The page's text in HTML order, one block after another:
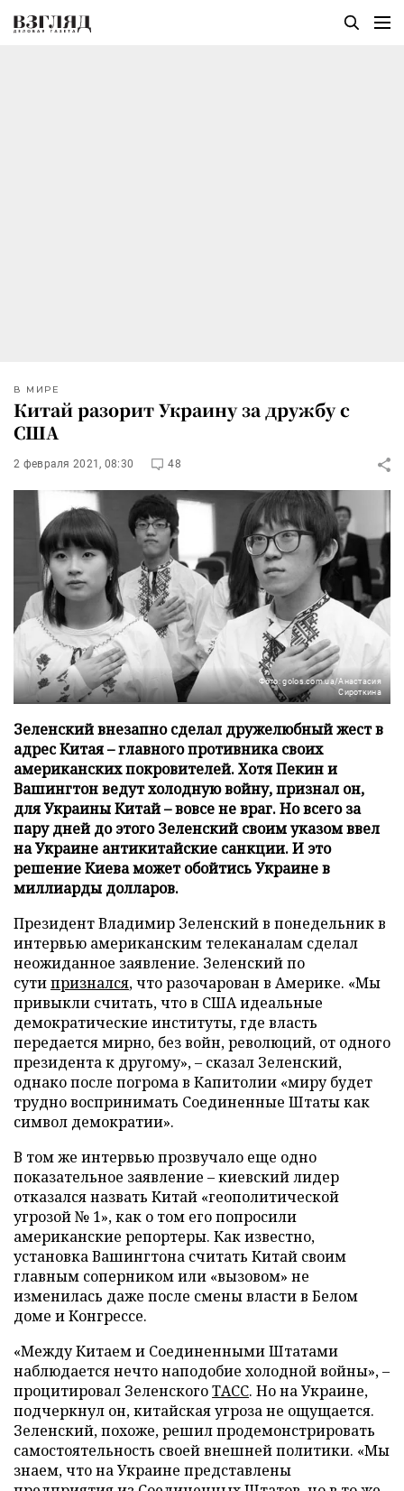
В МИРЕ
Китай разорит Украину за дружбу с
США
2 февраля 2021, 08:30 48
Фото: golos.com.ua/Анастасия
Сироткина
Зеленский внезапно сделал дружелюбный жест в
адрес Китая – главного противника своих
американских покровителей. Хотя Пекин и
Вашингтон ведут холодную войну, признал он,
для Украины Китай – вовсе не враг. Но всего за
пару дней до этого Зеленский своим указом ввел
на Украине антикитайские санкции. И это
решение Киева может обойтись Украине в
миллиарды долларов.
Президент Владимир Зеленский в понедельник в
интервью американским телеканалам сделал
неожиданное заявление. Зеленский по
сутипризнался, что разочарован в Америке. «Мы
привыкли считать, что в США идеальные
демократические институты, где власть
передается мирно, без войн, революций, от одного
президента к другому», – сказал Зеленский,
однако после погрома в Капитолии «миру будет
трудно воспринимать Соединенные Штаты как
символ демократии».
В том же интервью прозвучало еще одно
показательное заявление – киевский лидер
отказался назвать Китай «геополитической
угрозой № 1», как о том его попросили
американские репортеры. Как известно,
установка Вашингтона считать Китай своим
главным соперником или «вызовом» не
изменилась даже после смены власти в Белом
доме и Конгрессе.
«Между Китаем и Соединенными Штатами
наблюдается нечто наподобие холодной войны», –
процитировал ЗеленскогоТАСС. Но на Украине,
подчеркнул он, китайская угроза не ощущается.
Зеленский, похоже, решил продемонстрировать
самостоятельность своей внешней политики. «Мы
знаем, что на Украине представлены